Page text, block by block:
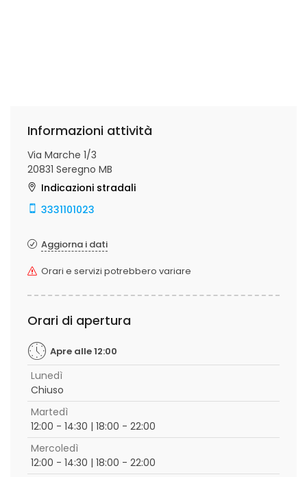
Informazioni attività
Via Marche 1/3
20831 Seregno MB
Indicazioni stradali
3331101023
Aggiorna i dati
Orari e servizi potrebbero variare
Orari di apertura
Apre alle 12:00
Lunedì
Chiuso
Martedì
12:00 - 14:30 | 18:00 - 22:00
Mercoledì
12:00 - 14:30 | 18:00 - 22:00